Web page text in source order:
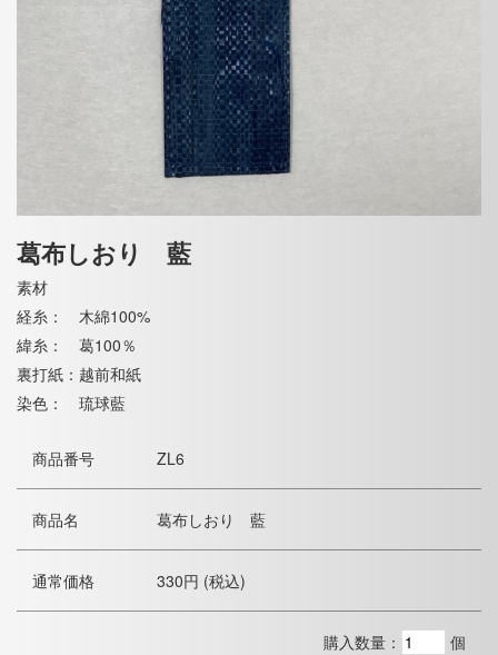
葛布しおり 藍
素材
経糸： 木綿100%
緯糸： 葛100％
裏打紙：越前和紙
染色： 琉球藍
商品番号 ZL6
商品名 葛布しおり 藍
通常価格 330円 (税込)
購入数量： 個